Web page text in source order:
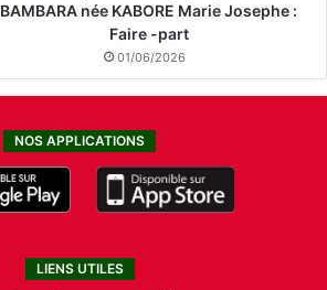
BAMBARA née KABORE Marie Josephe :
Faire -part
01/06/2026
NOS APPLICATIONS
LIENS UTILES